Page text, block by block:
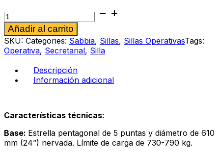
Silla
operativa
Sabbia
285
al
cobalto
Añadir al carrito
SKU: Categories: Sabbia, Sillas, Sillas OperativasTags:
Operativa, Secretarial, Silla
Descripción
Información adicional
Características técnicas:
Base: Estrella pentagonal de 5 puntas y diámetro de 610
mm (24”) nervada. Límite de carga de 730-790 kg.